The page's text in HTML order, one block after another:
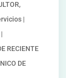
|
RECIENTE
DE